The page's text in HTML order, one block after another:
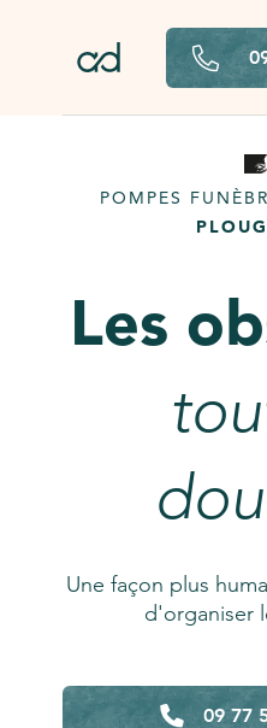
POMPES
Les
Une façon plus
d'organiser
09 77